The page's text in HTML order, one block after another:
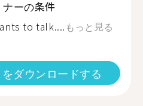
ーの条件
to talk.... もっと見る
ダウンロードする